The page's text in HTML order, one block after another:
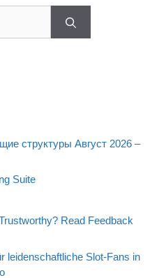
структуры Август 2026 –
Suite
Read Feedback
leidenschaftliche Slot-Fans in